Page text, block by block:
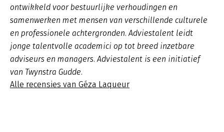
ontwikkeld voor bestuurlijke verhoudingen en
samenwerken met mensen van verschillende culturele
en professionele achtergronden. Adviestalent leidt
jonge talentvolle academici op tot breed inzetbare
adviseurs en managers. Adviestalent is een initiatief
van Twynstra Gudde.
Alle recensies van Géza Laqueur